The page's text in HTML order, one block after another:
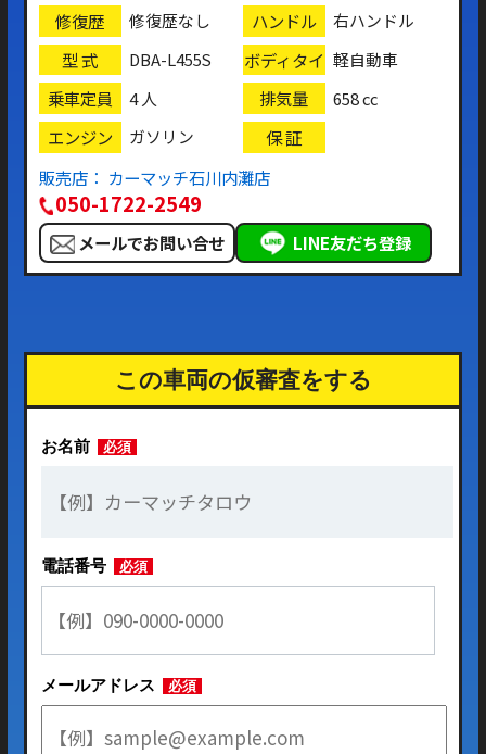
修復歴 修復歴なし ハンドル 右ハンドル
型 式 DBA-L455S
ボディタイ
プ
軽自動車
乗車定員 4 人 排気量 658 cc
エンジン ガソリン
保 証
販売店： カーマッチ石川内灘店
050-1722-2549
メールでお問い合せ LINE友だち登録
この車両の仮審査をする
お名前 必須
電話番号 必須
メールアドレス 必須